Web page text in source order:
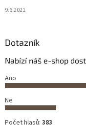
9.6.2021
Dotazník
Nabízí náš e-shop
Ano
Ne
Počet hlasů: 383